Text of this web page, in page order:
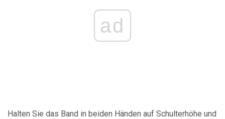
ad
Halten Sie das Band in beiden Händen auf Schulterhöhe und